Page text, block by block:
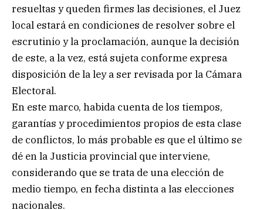
resueltas y queden firmes las decisiones, el Juez
local estará en condiciones de resolver sobre el
escrutinio y la proclamación, aunque la decisión
de este, a la vez, está sujeta conforme expresa
disposición de la ley a ser revisada por la Cámara
Electoral.
En este marco, habida cuenta de los tiempos,
garantías y procedimientos propios de esta clase
de conflictos, lo más probable es que el último se
dé en la Justicia provincial que interviene,
considerando que se trata de una elección de
medio tiempo, en fecha distinta a las elecciones
nacionales.